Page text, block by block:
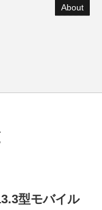
About
型モバイル